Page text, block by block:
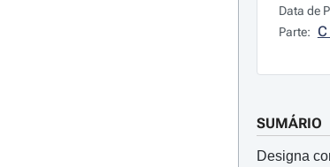
Data de
Parte:
SUMÁRIO
Designa